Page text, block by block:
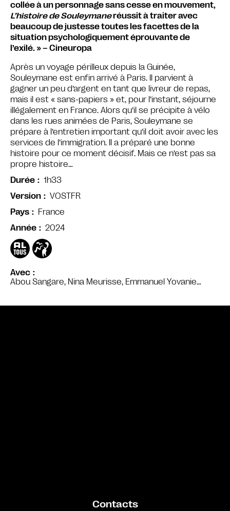
Avec
Abou Sangare, Nina Meurisse, Emmanuel Yovanie…
collée à un personnage sans cesse en mouvement,
L’histoire de Souleymaneréussit à traiter avec
beaucoup de justesse toutes les facettes de la
situation psychologiquement éprouvante de
l’exilé. » – Cineuropa
Après un voyage périlleux depuis la Guinée,
Souleymane est enfin arrivé à Paris. Il parvient à
gagner un peu d’argent en tant que livreur de repas,
mais il est « sans-papiers » et, pour l’instant, séjourne
illégalement en France. Alors qu’il se précipite à vélo
dans les rues animées de Paris, Souleymane se
prépare à l’entretien important qu’il doit avoir avec les
services de l’immigration. Il a préparé une bonne
histoire pour ce moment décisif. Mais ce n’est pas sa
propre histoire…
Durée
1h33
Version
VOSTFR
Pays
France
Année
2024
Contacts